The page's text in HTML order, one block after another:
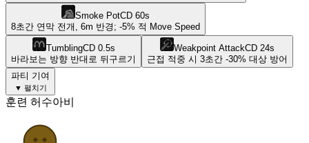
Smoke PotCD 60s
8초간 연막 전개, 6m 반경; -5% 적 Move Speed
TumblingCD 0.5s
바라보는 방향 반대로 뒤구르기
Weakpoint AttackCD 24s
근접 적중 시 3초간 -30% 대상 방어
파티 기여
▼ 펼치기
훈련 허수아비